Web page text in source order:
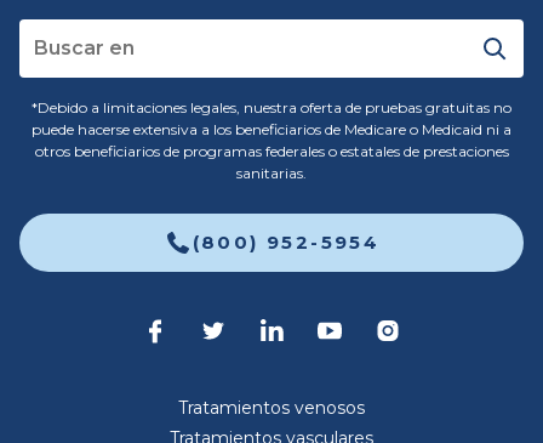
*Debido a limitaciones legales, nuestra oferta de pruebas gratuitas no
puede hacerse extensiva a los beneficiarios de Medicare o Medicaid ni a
otros beneficiarios de programas federales o estatales de prestaciones
sanitarias.
(800) 952-5954
Tratamientos venosos
Tratamientos vasculares